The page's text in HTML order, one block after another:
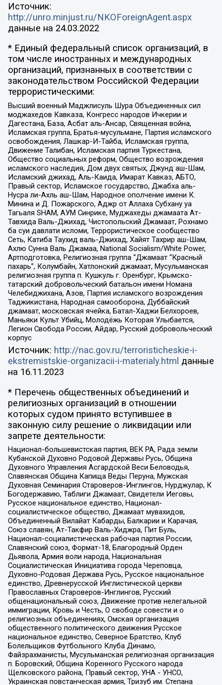
Источник:
http://unro.minjust.ru/NKOForeignAgent.aspx
данные на 24.03.2022
* Единый федеральный список организаций, в
том числе иностранных и международных
организаций, признанных в соответствии с
законодательством Российской Федерации
террористическими:
Высший военный Маджлисуль Шура Объединенных сил
моджахедов Кавказа, Конгресс народов Ичкерии и
Дагестана, База, Асбат аль-Ансар, Священная война,
Исламская группа, Братья-мусульмане, Партия исламского
освобождения, Лашкар-И-Тайба, Исламская группа,
Движение Талибан, Исламская партия Туркестана,
Общество социальных реформ, Общество возрождения
исламского наследия, Дом двух святых, Джунд аш-Шам,
Исламский джихад, Аль-Каида, Имарат Кавказ, АБТО,
Правый сектор, Исламское государство, Джабха аль-
Нусра ли-Ахль аш-Шам, Народное ополчение имени К.
Минина и Д. Пожарского, Аджр от Аллаха Субхану уа
Тагьаля SHAM, АУМ Синрике, Муджахеды джамаата Ат-
Тавхида Валь-Джихад, Чистопольский Джамаат, Рохнамо
ба суи давлати исломи, Террористическое сообщество
Сеть, Катиба Таухид валь-Джихад, Хайят Тахрир аш-Шам,
Ахлю Сунна Валь Джамаа, National Socialism/White Power,
Артподготовка, Религиозная группа “Джамаат “Красный
пахарь”, Колумбайн, Хатлонский джамаат, Мусульманская
религиозная группа п. Кушкуль г. Оренбург, Крымско-
татарский добровольческий батальон имени Номана
Челебиджихана, Азов, Партия исламского возрождения
Таджикистана, Народная самооборона, Дуббайский
джамаат, московская ячейка, Батал-Хаджи Белхороев,
Маньяки Культ Убийц, Молодёжь Которая Улыбается,
Легион Свобода России, Айдар, Русский добровольческий
корпус
Источник: http://nac.gov.ru/terroristicheskie-i-
ekstremistskie-organizacii-i-materialy.html данные
на 16.11.2023
* Перечень общественных объединений и
религиозных организаций в отношении
которых судом принято вступившее в
законную силу решение о ликвидации или
запрете деятельности:
Национал-большевистская партия, ВЕК РА, Рада земли
Кубанской Духовно Родовой Державы Русь, Община
Духовного Управления Асгардской Веси Беловодья,
Славянская Община Капища Веды Перуна, Мужская
Духовная Семинария Староверов-Инглингов, Нурджулар, К
Богодержавию, Таблиги Джамаат, Свидетели Иеговы,
Русское национальное единство, Национал-
социалистическое общество, Джамаат мувахидов,
Объединенный Вилайат Кабарды, Балкарии и Карачая,
Союз славян, Ат-Такфир Валь-Хиджра, Пит Буль,
Национал-социалистическая рабочая партия России,
Славянский союз, Формат-18, Благородный Орден
Дьявола, Армия воли народа, Национальная
Социалистическая Инициатива города Череповца,
Духовно-Родовая Держава Русь, Русское национальное
единство, Древнерусской Инглистической церкви
Православных Староверов-Инглингов, Русский
общенациональный союз, Движение против нелегальной
иммиграции, Кровь и Честь, О свободе совести и о
религиозных объединениях, Омская организация
общественного политического движения Русское
национальное единство, Северное Братство, Клуб
Болельщиков Футбольного Клуба Динамо,
Файзрахманисты, Мусульманская религиозная организация
п. Боровский, Община Коренного Русского народа
Щелковского района, Правый сектор, УНА - УНСО,
Украинская повстанческая армия, Тризуб им. Степана